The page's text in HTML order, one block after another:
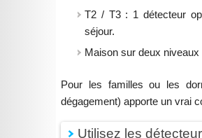
T2 / T3 : 1 détecteur
séjour.
Maison sur deux
Pour les familles ou les
dégagement) apporte un vrai
Utilisez les